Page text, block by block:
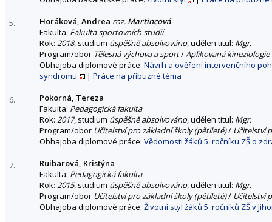
5. Horáková, Andrea roz. Martincová
Fakulta: Fakulta sportovních studií
Rok: 2018, studium úspěšně absolvováno, udělen titul: Mgr.
Program/obor Tělesná výchova a sport/Aplikovaná kineziologie
Obhajoba diplomové práce: Návrh a ověření intervenčního
syndromu
| Práce na příbuzné téma
6.
Pokorná, Tereza
Fakulta: Pedagogická fakulta
Rok: 2017, studium úspěšně absolvováno, udělen titul: Mgr.
Program/obor Učitelství pro základní školy (pětileté)/ Učitelství
Obhajoba diplomové práce: Vědomosti žáků 5. ročníku ZŠ o
7.
Ruibarová, Kristýna
Fakulta: Pedagogická fakulta
Rok: 2015, studium úspěšně absolvováno, udělen titul: Mgr.
Program/obor Učitelství pro základní školy (pětileté)/ Učitelství
Obhajoba diplomové práce: Životní styl žáků 5. ročníků ZŠ v